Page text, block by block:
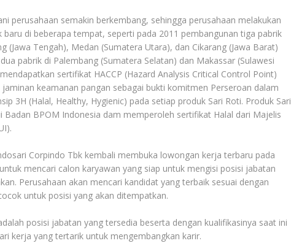
perusahaan semakin berkembang, sehingga perusahaan melakukan
baru di beberapa tempat, seperti pada 2011 pembangunan tiga pabrik
(Jawa Tengah), Medan (Sumatera Utara), dan Cikarang (Jawa Barat)
pabrik di Palembang (Sumatera Selatan) dan Makassar (Sulawesi
sertifikat HACCP (Hazard Analysis Critical Control Point)
keamanan pangan sebagai bukti komitmen Perseroan dalam
3H (Halal, Healthy, Hygienic) pada setiap produk Sari Roti. Produk Sari
Badan BPOM Indonesia dam memperoleh sertifikat Halal dari Majelis
Corpindo Tbk kembali membuka lowongan kerja terbaru pada
mencari calon karyawan yang siap untuk mengisi posisi jabatan
Perusahaan akan mencari kandidat yang terbaik sesuai dengan
untuk posisi yang akan ditempatkan.
posisi jabatan yang tersedia beserta dengan kualifikasinya saat ini
kerja yang tertarik untuk mengembangkan karir.